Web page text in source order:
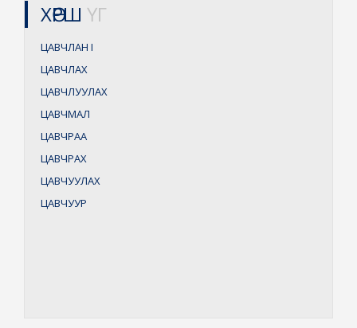
ХӨРШ ҮГ
ЦАВЧЛАН I
ЦАВЧЛАХ
ЦАВЧЛУУЛАХ
ЦАВЧМАЛ
ЦАВЧРАА
ЦАВЧРАХ
ЦАВЧУУЛАХ
ЦАВЧУУР